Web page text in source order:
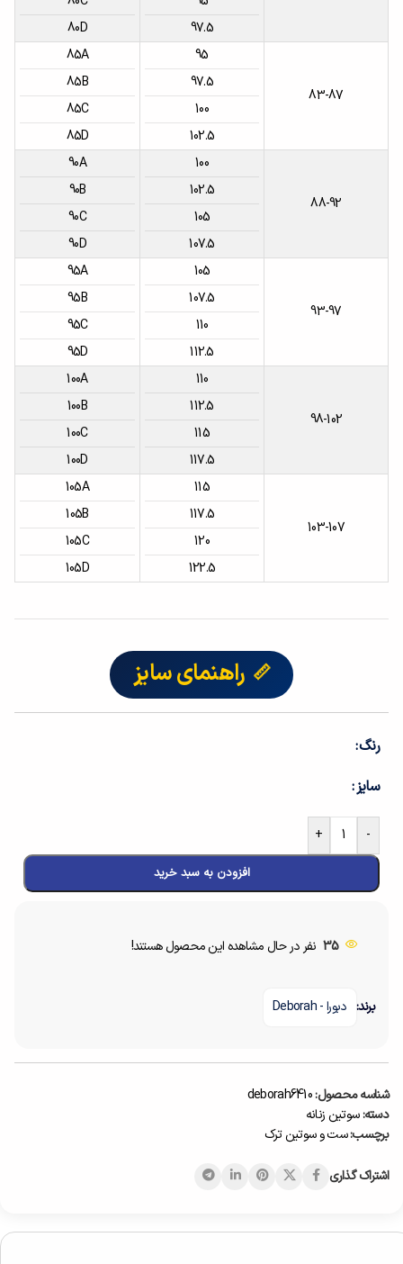
97.5
80D
83-87
95
97.5
100
102.5
85A
85B
85C
85D
88-92
100
102.5
105
107.5
90A
90B
90C
90D
93-97
105
107.5
110
112.5
95A
95B
95C
95D
98-102
110
112.5
115
117.5
100A
100B
100C
100D
103-107
115
117.5
120
122.5
105A
105B
105C
105D
راهنمای سایز
رنگ
سایز
-
+
افزودن به سبد خرید
35 نفر در حال مشاهده این محصول هستند!
برند: دبورا - Deborah
شناسه محصول:deborah6410
دسته:سوتین زنانه
برچسب:ست و سوتین ترک
اشتراک گذاری